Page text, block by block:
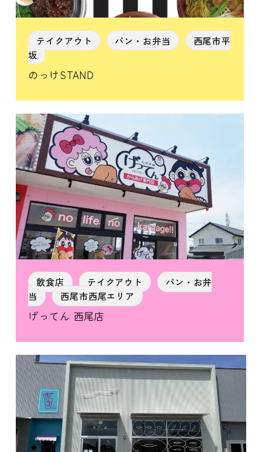
テイクアウト パン・お弁当
西尾市平
坂
のっけSTAND
飲食店 テイクアウト
パン・お弁
当
西尾市西尾エリア
げってん 西尾店